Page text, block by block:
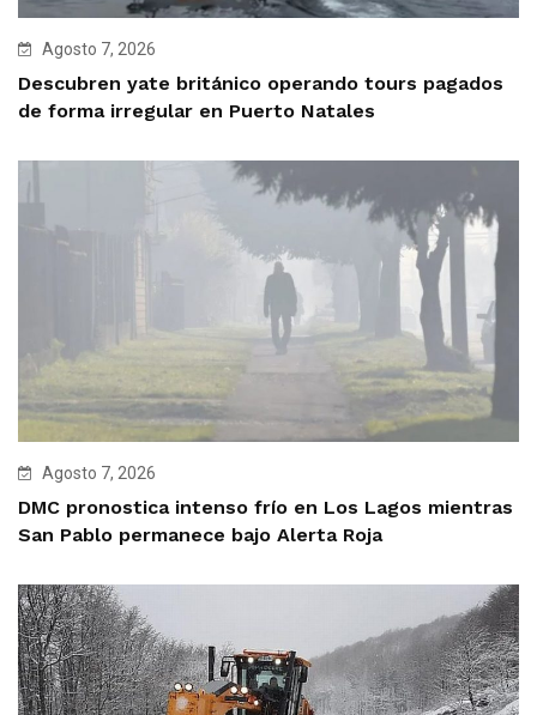
Agosto 7, 2026
Descubren yate británico operando tours pagados
de forma irregular en Puerto Natales
Agosto 7, 2026
DMC pronostica intenso frío en Los Lagos mientras
San Pablo permanece bajo Alerta Roja